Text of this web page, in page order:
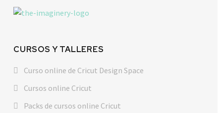
CURSOS Y TALLERES
Curso online de Cricut Design Space
Cursos online Cricut
Packs de cursos online Cricut